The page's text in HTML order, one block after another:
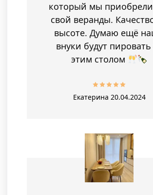
который мы
свой веранды.
высоте. Думаю ещё
внуки будут пировать
этим столом
Екатерина 20.04.2024